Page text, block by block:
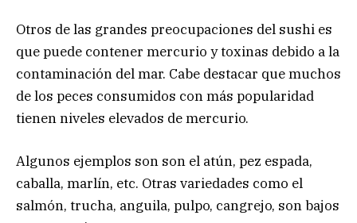
Otros de las grandes preocupaciones del sushi es
que puede contener mercurio y toxinas debido a la
contaminación del mar. Cabe destacar que muchos
de los peces consumidos con más popularidad
tienen niveles elevados de mercurio.
Algunos ejemplos son son el atún, pez espada,
caballa, marlín, etc. Otras variedades como el
salmón, trucha, anguila, pulpo, cangrejo, son bajos